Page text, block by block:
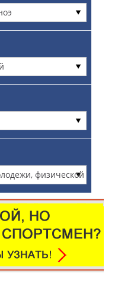
физической
города